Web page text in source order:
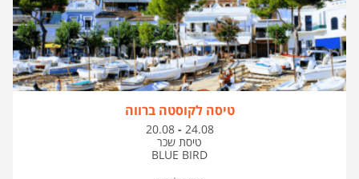
טיסה לקוסטה ברווה
בין
התאריכים,
20.08 - 24.08
טיסת שכר
BLUE BIRD